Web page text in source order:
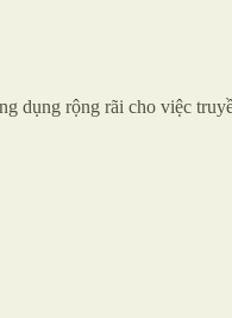
dụng rộng rãi cho việc